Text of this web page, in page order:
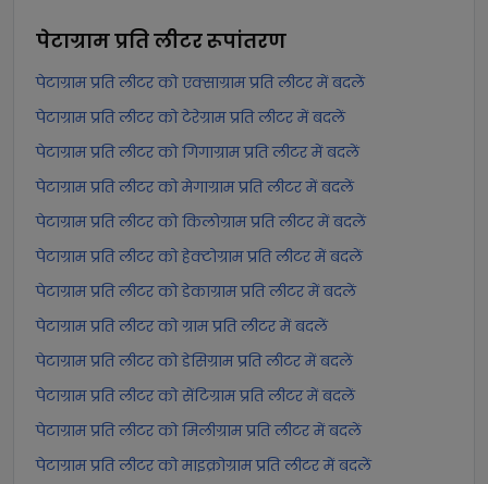
पेटाग्राम प्रति लीटररूपांतरण
पेटाग्राम प्रति लीटर को एक्साग्राम प्रति लीटर में बदलें
पेटाग्राम प्रति लीटर को टेरेग्राम प्रति लीटर में बदलें
पेटाग्राम प्रति लीटर को गिगाग्राम प्रति लीटर में बदलें
पेटाग्राम प्रति लीटर को मेगाग्राम प्रति लीटर में बदलें
पेटाग्राम प्रति लीटर को किलोग्राम प्रति लीटर में बदलें
पेटाग्राम प्रति लीटर को हेक्टोग्राम प्रति लीटर में बदलें
पेटाग्राम प्रति लीटर को डेकाग्राम प्रति लीटर में बदलें
पेटाग्राम प्रति लीटर को ग्राम प्रति लीटर में बदलें
पेटाग्राम प्रति लीटर को डेसिग्राम प्रति लीटर में बदलें
पेटाग्राम प्रति लीटर को सेंटिग्राम प्रति लीटर में बदलें
पेटाग्राम प्रति लीटर को मिलीग्राम प्रति लीटर में बदलें
पेटाग्राम प्रति लीटर को माइक्रोग्राम प्रति लीटर में बदलें